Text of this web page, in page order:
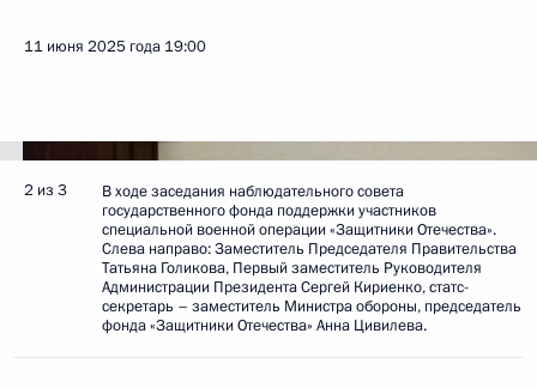
11 июня 2025 года 19:00
2 из 3
В ходе заседания наблюдательного совета
государственного фонда поддержки участников
специальной военной операции «Защитники Отечества».
Слева направо: Заместитель Председателя Правительства
Татьяна Голикова, Первый заместитель Руководителя
Администрации Президента Сергей Кириенко, статс-
секретарь – заместитель Министра обороны, председатель
фонда «Защитники Отечества» Анна Цивилева.